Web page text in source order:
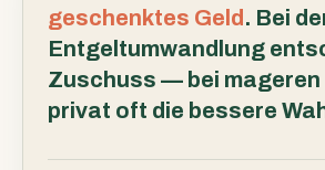
geschenktes Geld . Bei
Entgeltumwandlung
Zuschuss — bei mageren
privat oft die bessere